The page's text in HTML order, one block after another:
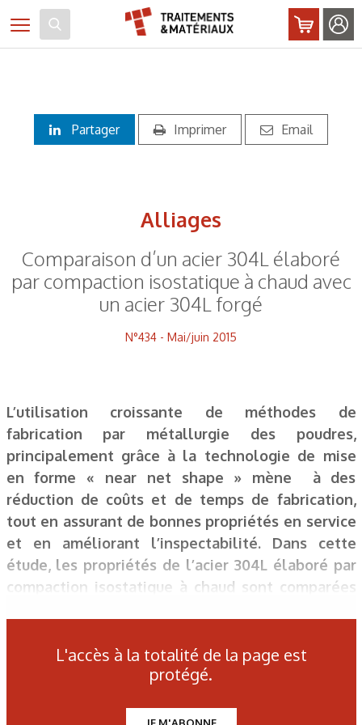
Toggle navigation
Partager Imprimer Email
Alliages
Comparaison d’un acier 304L élaboré
par compaction isostatique à chaud avec
un acier 304L forgé
N°434 - Mai/juin 2015
L’utilisation croissante de méthodes de
fabrication par métallurgie des poudres,
principalement grâce à la technologie de mise
en forme « near net shape » mène à des
réduction de coûts et de temps de fabrication,
tout en assurant de bonnes propriétés en service
et en améliorant l’inspectabilité. Dans cette
étude, les propriétés de l’acier 304L élaboré par
compaction isostatique à chaud sont comparées
Isostatique à Chaud (CIC ou HIP en anglais) pour
fabriquer un tube et plusieurs plaques. La
mécanique de ce matériau ont été caractérisés,
L'accès à la totalité de la page est
protégé.
Panneau de gestion des cookies